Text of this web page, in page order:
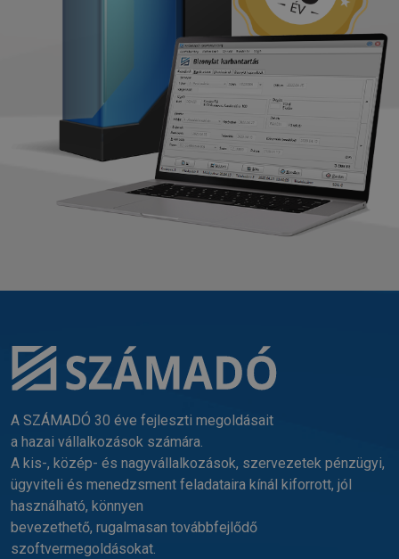
A SZÁMADÓ 30 éve fejleszti megoldásait
a hazai vállalkozások számára.
A kis-, közép- és nagyvállalkozások, szervezetek pénzügyi,
ügyviteli és menedzsment feladataira kínál kiforrott, jól
használható, könnyen
bevezethető, rugalmasan továbbfejlődő
szoftvermegoldásokat.